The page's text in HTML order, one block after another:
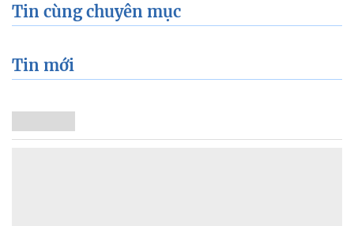
Tin cùng chuyên mục
Tin mới